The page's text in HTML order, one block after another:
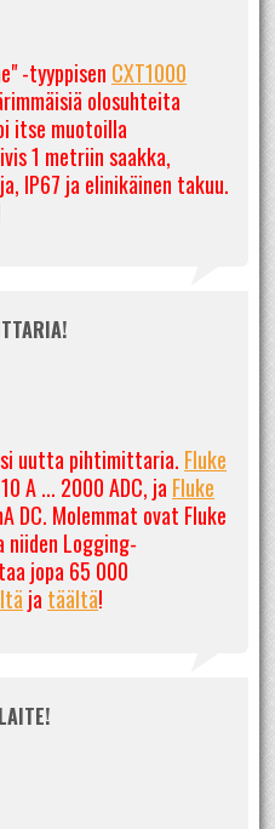
-tyyppisen CXT1000
olosuhteita
itse muotoilla
1 metriin saakka,
IP67 ja elinikäinen takuu.
uutta pihtimittaria. Fluke
A ... 2000 ADC, ja Fluke
DC. Molemmat ovat Fluke
Logging-
jopa 65 000
ja täältä!